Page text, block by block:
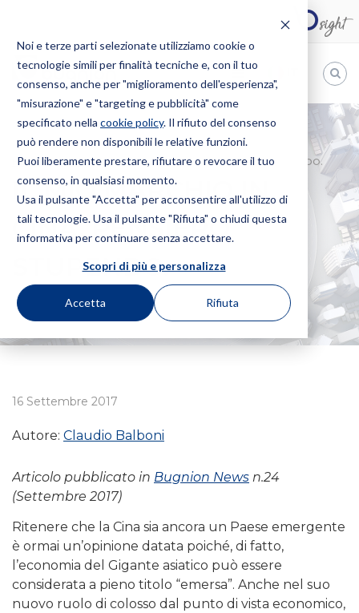
Noi e terze parti selezionate utilizziamo cookie o
tecnologie simili per finalità tecniche e, con il tuo
consenso, anche per "miglioramento dell'esperienza",
"misurazione" e "targeting e pubblicità" come
specificato nella cookie policy. Il rifiuto del consenso
può rendere non disponibili le relative funzioni.
Puoi liberamente prestare, rifiutare o revocare il tuo
consenso, in qualsiasi momento.
Usa il pulsante "Accetta" per acconsentire all'utilizzo di
tali tecnologie. Usa il pulsante "Rifiuta" o chiudi questa
informativa per continuare senza accettare.
Scopri di più e personalizza
Accetta Rifiuta
Bugnion
The
way
HOME NEWS IL MIO MARCHIO IN CINA. PENSIERO STUPENDO.
IL MIO MARCHIO IN
CINA. PENSIERO
STUPENDO.
16 Settembre 2017
Autore: Claudio Balboni
Articolo pubblicato in Bugnion News n.24
(Settembre 2017)
Ritenere che la Cina sia ancora un Paese emergente
è ormai un’opinione datata poiché, di fatto,
l’economia del Gigante asiatico può essere
considerata a pieno titolo “emersa”. Anche nel suo
nuovo ruolo di colosso dal punto di vista economico,